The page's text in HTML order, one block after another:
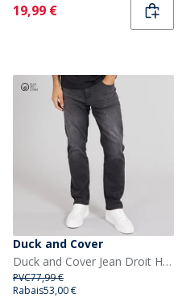
Current
19,99 €
Duck and Cover
Duck and Cover Jean Droit Hydras Homme Noir
PVC77,99 €
Rabais53,00 €